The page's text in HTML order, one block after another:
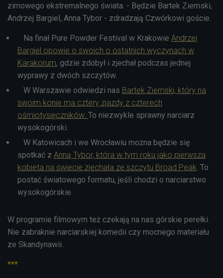
zimowego ekstremalnego świata. - Będzie Bartek Ziemski,
Andrzej Bargiel, Anna Tybor - zdradzają Czwórkowi goście.
Na finał Pure Powder Festival w Krakowie Andrzej
Bargiel opowie o swoich o ostatnich wyczynach w
Karakorum, gdzie zdobył i zjechał podczas jednej
wyprawy z dwóch szczytów.
W Warszawie odwiedzi nas Bartek Ziemski, który na
swoim konie ma cztery zjazdy z czterech
ośmiotysięczników. To niezwykle sprawny narciarz
wysokogórski.
W Katowicach i we Wrocławiu można będzie się
spotkać z Anną Tybor, która w tym roku jako pierwsza
kobieta na świecie zjechała ze szczytu Broad Peak . To
postać światowego formatu, jeśli chodzi o narciarstwo
wysokogórskie.
W programie filmowym też czekają na nas górskie perełki.
Nie zabraknie narciarskiej komedii czy mocnego materiału
ze Skandynawii.
***